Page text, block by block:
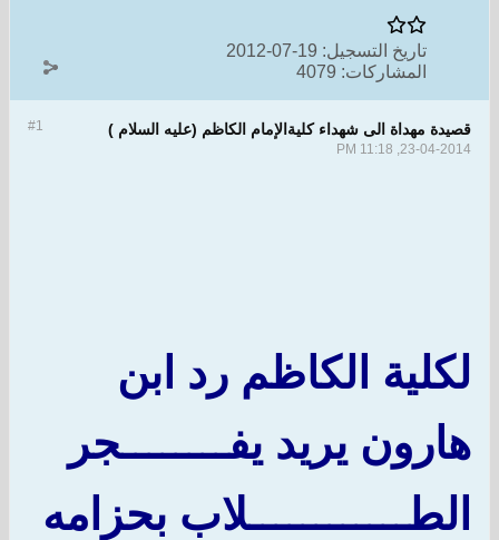
تاريخ التسجيل: 19-07-2012
المشاركات: 4079
#1 قصيدة مهداة الى شهداء كليةالإمام الكاظم (عليه السلام )
23-04-2014, 11:18 PM
لكلية الكاظم رد ابن
هارون يريد يفــــــــجر
الطــــــــــــلاب بحزامه